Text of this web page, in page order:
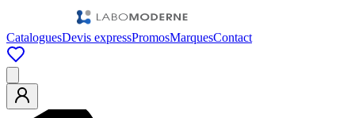
CataloguesDevis expressPromosMarquesContact